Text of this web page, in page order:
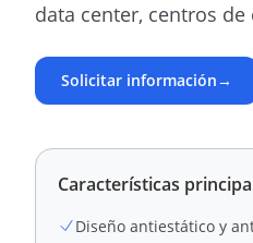
data center, centros
Solicitar información→
Características
Diseño antiestático y